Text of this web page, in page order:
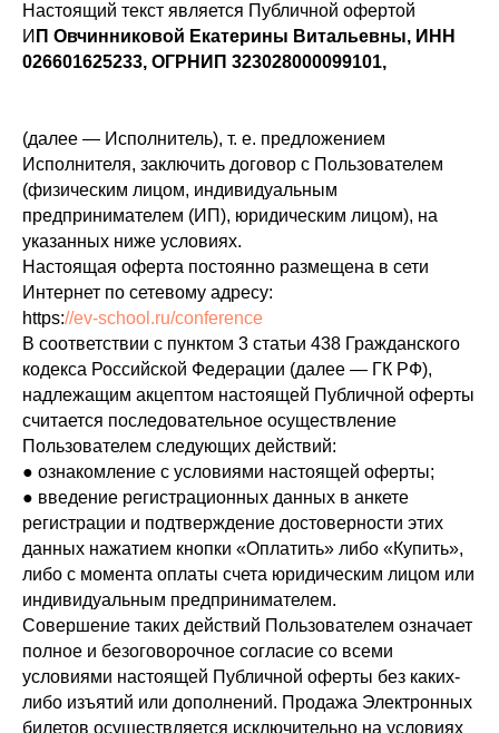
Настоящий текст является Публичной офертой
И П Овчинниковой Екатерины Витальевны, ИНН
026601625233, ОГРНИП 323028000099101,
(далее — Исполнитель), т. е. предложением
Исполнителя, заключить договор с Пользователем
(физическим лицом, индивидуальным
предпринимателем (ИП), юридическим лицом), на
указанных ниже условиях.
Настоящая оферта постоянно размещена в сети
Интернет по сетевому адресу:
https://ev-school.ru/conference
В соответствии с пунктом 3 статьи 438 Гражданского
кодекса Российской Федерации (далее — ГК РФ),
надлежащим акцептом настоящей Публичной оферты
считается последовательное осуществление
Пользователем следующих действий:
● ознакомление с условиями настоящей оферты;
● введение регистрационных данных в анкете
регистрации и подтверждение достоверности этих
данных нажатием кнопки «Оплатить» либо «Купить»,
либо с момента оплаты счета юридическим лицом или
индивидуальным предпринимателем.
Совершение таких действий Пользователем означает
полное и безоговорочное согласие со всеми
условиями настоящей Публичной оферты без каких-
либо изъятий или дополнений. Продажа Электронных
билетов осуществляется исключительно на условиях